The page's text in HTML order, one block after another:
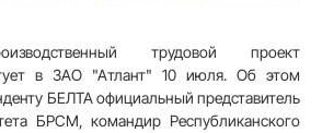
трудовой проект
в ЗАО "Атлант" 10 июля. Об этом
БЕЛТА официальный представитель
БРСМ, командир Республиканского